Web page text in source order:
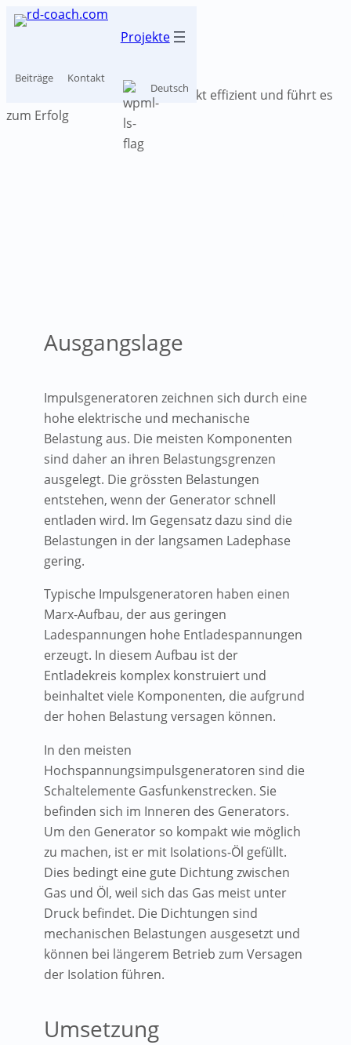
Zum
Projekte
Beiträge Kontakt
Deutsch
Ausgangslage
Impulsgeneratoren zeichnen sich durch eine
hohe elektrische und mechanische
Belastung aus. Die meisten Komponenten
sind daher an ihren Belastungsgrenzen
ausgelegt. Die grössten Belastungen
entstehen, wenn der Generator schnell
entladen wird. Im Gegensatz dazu sind die
Belastungen in der langsamen Ladephase
gering.
Typische Impulsgeneratoren haben einen
Marx-Aufbau, der aus geringen
Ladespannungen hohe Entladespannungen
erzeugt. In diesem Aufbau ist der
Entladekreis komplex konstruiert und
beinhaltet viele Komponenten, die aufgrund
der hohen Belastung versagen können.
In den meisten
Hochspannungsimpulsgeneratoren sind die
Schaltelemente Gasfunkenstrecken. Sie
befinden sich im Inneren des Generators.
Um den Generator so kompakt wie möglich
zu machen, ist er mit Isolations-Öl gefüllt.
Dies bedingt eine gute Dichtung zwischen
Gas und Öl, weil sich das Gas meist unter
Druck befindet. Die Dichtungen sind
mechanischen Belastungen ausgesetzt und
können bei längerem Betrieb zum Versagen
der Isolation führen.
Umsetzung